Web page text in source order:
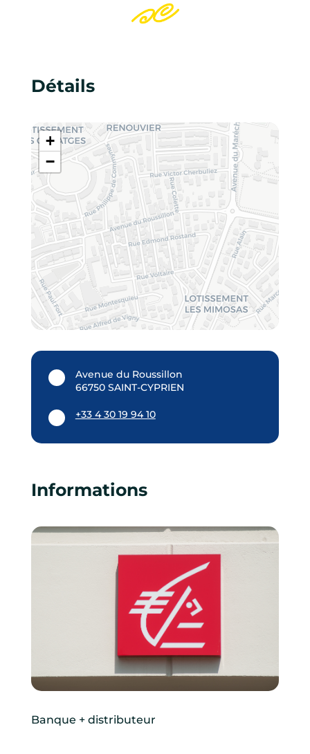
Détails
+
−
Avenue du Roussillon
66750 SAINT-CYPRIEN
+33 4 30 19 94 10
Informations
Banque + distributeur